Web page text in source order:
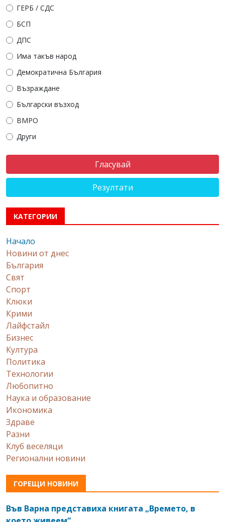
ГЕРБ / СДС
БСП
ДПС
Има такъв народ
Демократична България
Възраждане
Български възход
ВМРО
Други
Резултати
КАТЕГОРИИ
Начало
Новини от днес
България
Свят
Спорт
Клюки
Крими
Лайфстайл
Бизнес
Култура
Политика
Технологии
Любопитно
Наука и образование
Икономика
Здраве
Разни
Клуб веселяци
Регионални новини
ГОРЕЩИ НОВИНИ
Във Варна представиха книгата „Времето, в